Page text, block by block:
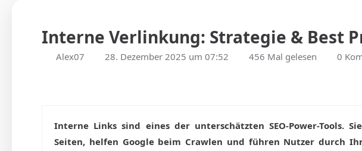
Interne Verlinkung: Strategie & Best
Alex07 28. Dezember 2025 um 07:52 456 Mal gelesen 0
Interne Links sind eines der unterschätzten SEO-Power-Tools.
Seiten, helfen Google beim Crawlen und führen Nutzer durch